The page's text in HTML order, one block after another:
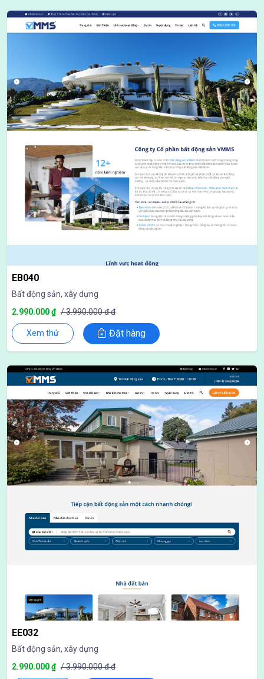
EB040
Bất động sản, xây dựng
2.990.000 ₫ / 3.990.000 đ đ
Xem thử Đặt hàng
EE032
Bất động sản, xây dựng
2.990.000 ₫ / 3.990.000 đ đ